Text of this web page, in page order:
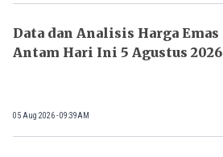
Data dan Analisis Harga Emas
Antam Hari Ini 5 Agustus 2026
05 Aug 2026 - 09:39AM